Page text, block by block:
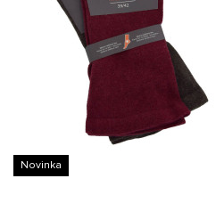
Novinka